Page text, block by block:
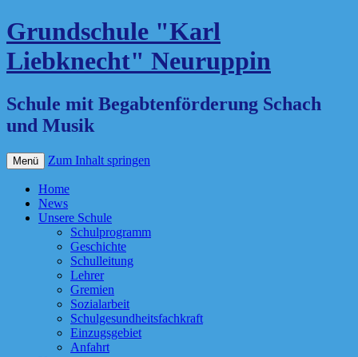
Grundschule "Karl
Liebknecht" Neuruppin
Schule mit Begabtenförderung Schach
und Musik
Menü Zum Inhalt springen
Home
News
Unsere Schule
Schulprogramm
Geschichte
Schulleitung
Lehrer
Gremien
Sozialarbeit
Schulgesundheitsfachkraft
Einzugsgebiet
Anfahrt